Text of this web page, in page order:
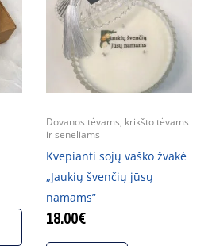
Dovanos tėvams, krikšto tėvams
ir seneliams
Kvepianti sojų vaško žvakė
„Jaukių švenčių jūsų
namams”
18.00€